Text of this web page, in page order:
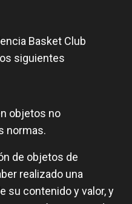
Basket Club
siguientes
objetos no
normas.
de objetos de
realizado una
su contenido y valor, y